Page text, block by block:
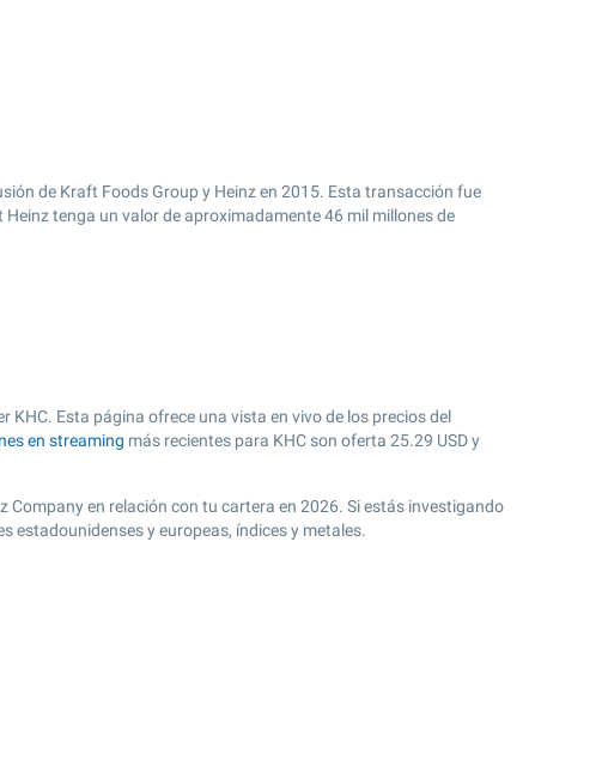
de Kraft Foods Group y Heinz en 2015. Esta transacción fue
tenga un valor de aproximadamente 46 mil millones de
KHC. Esta página ofrece una vista en vivo de los precios del
en streaming más recientes para KHC son oferta 25.29 USD y
Company en relación con tu cartera en 2026. Si estás investigando
estadounidenses y europeas, índices y metales.